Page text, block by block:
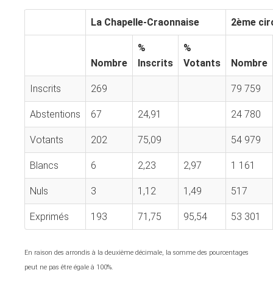
La Chapelle-Craonnaise 2ème
Nombre
%
Inscrits
%
Votants
Nombre
Inscrits 269 79 759
Abstentions 67 24,91 24 780
Votants 202 75,09 54 979
Blancs 6 2,23 2,97 1 161
Nuls 3 1,12 1,49 517
Exprimés 193 71,75 95,54 53 301
En raison des arrondis à la deuxième décimale, la somme des pourcentages
peut ne pas être égale à 100%.